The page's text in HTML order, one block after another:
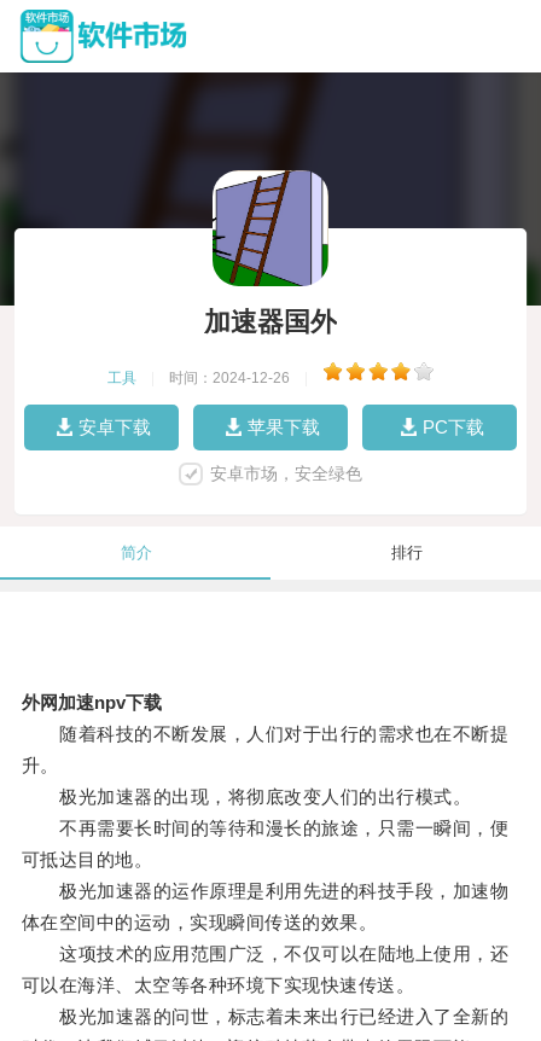
加速器国外
工具 时间：2024-12-26
安卓下载 苹果下载 PC下载
安卓市场，安全绿色
简介 排行
外网加速npv下载
随着科技的不断发展，人们对于出行的需求也在不断提
升。
极光加速器的出现，将彻底改变人们的出行模式。
不再需要长时间的等待和漫长的旅途，只需一瞬间，便
可抵达目的地。
极光加速器的运作原理是利用先进的科技手段，加速物
体在空间中的运动，实现瞬间传送的效果。
这项技术的应用范围广泛，不仅可以在陆地上使用，还
可以在海洋、太空等各种环境下实现快速传送。
极光加速器的问世，标志着未来出行已经进入了全新的